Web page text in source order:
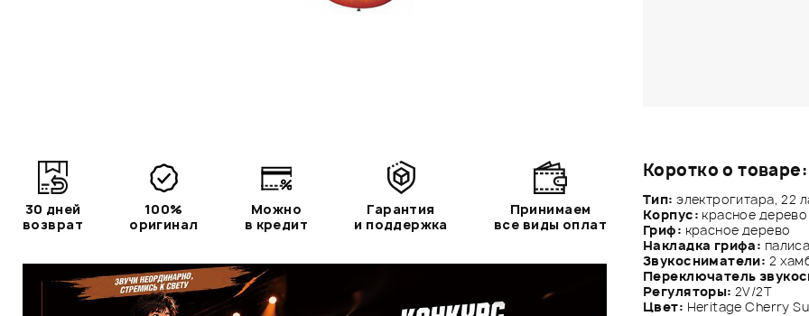
Коротко о товаре:
Тип:электрогитара, 22
Корпус: красное дерево
Гриф: красное дерево
Накладка грифа:
Звукосниматели: 2
Переключатель
Регуляторы: 2V/2Т
Цвет: Heritage Cherry
30 дней
возврат
100%
оригинал
Можно
в кредит
Гарантия
и поддержка
Принимаем
все виды оплат